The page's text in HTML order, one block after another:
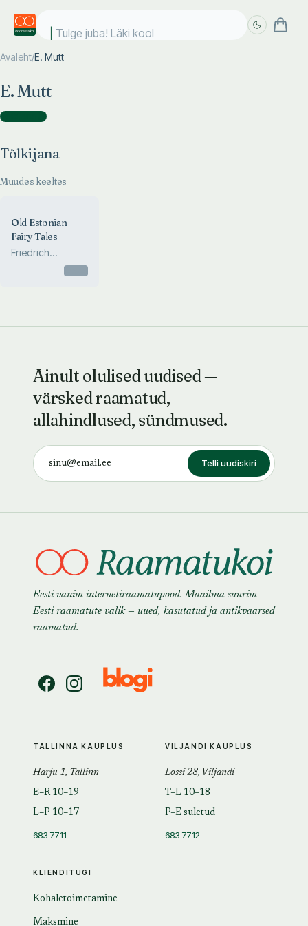
Tulge juba! Läki kooli
Avaleht/E. Mutt
E. Mutt
Tõlkijana )
Tõlkijana
Muudes keeltes
Old Estonian
Fairy Tales
Friedrich
Ainult olulised uudised —
värsked raamatud,
allahindlused, sündmused.
Telli uudiskiri
Eesti vanim internetiraamatupood. Maailma suurim
Eesti raamatute valik — uued, kasutatud ja antikvaarsed
raamatud.
KLIENDITUGI
Kohaletoimetamine
Maksmine
TALLINNA KAUPLUS
Harju 1, Tallinn
E–R 10–19
L–P 10–17
683 7711
VILJANDI KAUPLUS
Lossi 28, Viljandi
T–L 10–18
P–E suletud
683 7712